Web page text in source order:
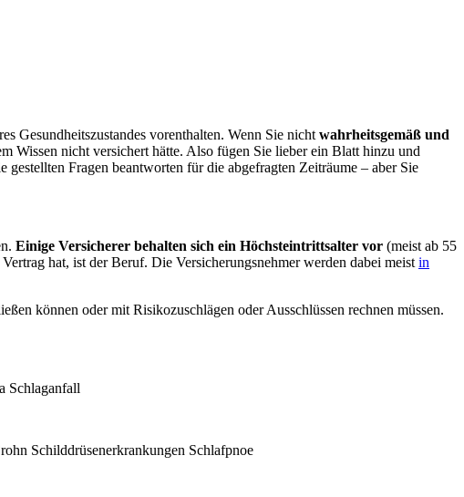
Gesundheitszustandes vorenthalten. Wenn Sie nicht wahrheitsgemäß und
Wissen nicht versichert hätte. Also fügen Sie lieber ein Blatt hinzu und
Fragen beantworten für die abgefragten Zeiträume – aber Sie
Einige Versicherer behalten sich ein Höchsteintrittsalter vor (meist ab 55
hat, ist der Beruf. Die Versicherungsnehmer werden dabei meist in
können oder mit Risikozuschlägen oder Ausschlüssen rechnen müssen.
Schlaganfall
Schilddrüsenerkrankungen Schlafpnoe